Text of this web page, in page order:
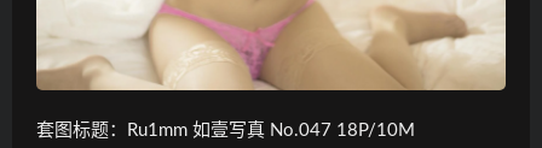
套图标题：Ru1mm 如壹写真 No.047 18P/10M